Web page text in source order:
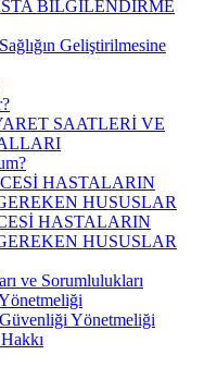
BILGILENDIRME
Geliştirilmesine
SAATLERİ VE
HASTALARIN
HUSUSLAR
HASTALARIN
HUSUSLAR
ve Sorumlulukları
Güvenliği Yönetmeliği